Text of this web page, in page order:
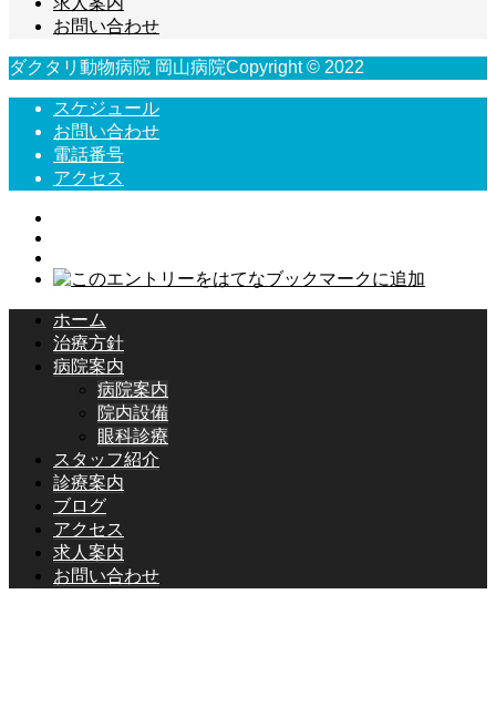
お問い合わせ
ダクタリ動物病院 岡山病院Copyright © 2022
スケジュール
お問い合わせ
電話番号
アクセス
ホーム
治療方針
病院案内
病院案内
院内設備
眼科診療
スタッフ紹介
診療案内
ブログ
アクセス
求人案内
お問い合わせ